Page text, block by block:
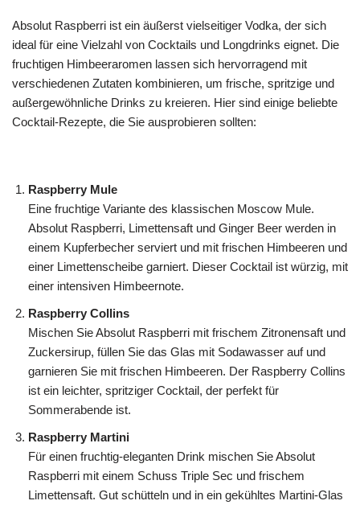
Absolut Raspberri ist ein äußerst vielseitiger Vodka, der sich
ideal für eine Vielzahl von Cocktails und Longdrinks eignet. Die
fruchtigen Himbeeraromen lassen sich hervorragend mit
verschiedenen Zutaten kombinieren, um frische, spritzige und
außergewöhnliche Drinks zu kreieren. Hier sind einige beliebte
Cocktail-Rezepte, die Sie ausprobieren sollten:
Raspberry Mule
Eine fruchtige Variante des klassischen Moscow Mule.
Absolut Raspberri, Limettensaft und Ginger Beer werden in
einem Kupferbecher serviert und mit frischen Himbeeren und
einer Limettenscheibe garniert. Dieser Cocktail ist würzig, mit
einer intensiven Himbeernote.
Raspberry Collins
Mischen Sie Absolut Raspberri mit frischem Zitronensaft und
Zuckersirup, füllen Sie das Glas mit Sodawasser auf und
garnieren Sie mit frischen Himbeeren. Der Raspberry Collins
ist ein leichter, spritziger Cocktail, der perfekt für
Sommerabende ist.
Raspberry Martini
Für einen fruchtig-eleganten Drink mischen Sie Absolut
Raspberri mit einem Schuss Triple Sec und frischem
Limettensaft. Gut schütteln und in ein gekühltes Martini-Glas